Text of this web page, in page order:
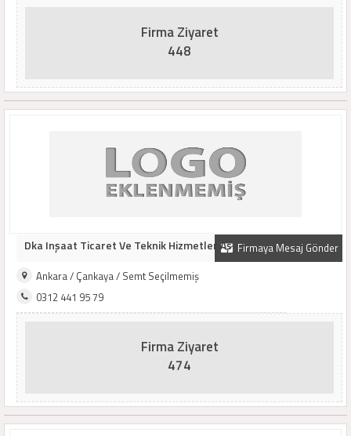
Firma Ziyaret
448
Firmaya Mesaj Gönder
Dka Inşaat Ticaret Ve Teknik Hizmetler Aş
Ankara / Çankaya / Semt Seçilmemiş
0312 441 95 79
Firma Ziyaret
474